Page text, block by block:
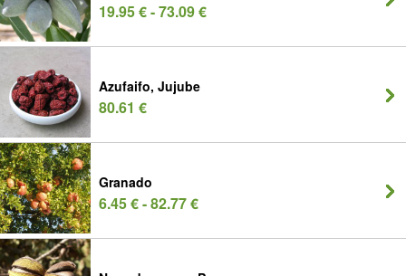
19.95 € - 73.09 €
Azufaifo, Jujube
80.61 €
Granado
6.45 € - 82.77 €